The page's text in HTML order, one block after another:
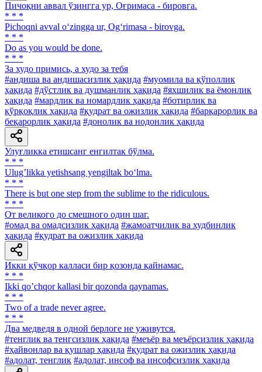
Пичоқни аввал ўзингга ур, Оғримаса - бировга.
* * *
Pichoqni avval o‘zingga ur, Og‘rimasa - birovga.
* * *
Do as you would be done.
* * *
За худо примись, а худо за тебя
#андиша ва андишасизлик ҳақида #муомила ва қўполлик
ҳақида #дўстлик ва душманлик ҳақида #яхшилик ва ёмонлик
ҳақида #мардлик ва номардлик ҳақида #ботирлик ва
қўрқоқлик ҳақида #қудрат ва ожизлик ҳақида #барқарорлик ва
беқарорлик ҳақида #донолик ва нодонлик ҳақида
Улуғликка етишсанг енгилтак бўлма.
* * *
Ulug’likka yetishsang yengiltak bo‘lma.
* * *
There is but one step from the sublime to the ridiculous.
* * *
От великого до смешного один шаг.
#омад ва омадсизлик ҳақида #жамоатчилик ва худбинлик
ҳақида #қудрат ва ожизлик ҳақида
Икки қўчқор калласи бир қозонда қайнамас.
* * *
Ikki qoʼchqor kallasi bir qozonda qaynamas.
* * *
Two of a trade never agree.
* * *
Два медведя в одной берлоге не уживутся.
#тенглик ва тенгсизлик ҳақида #меъёр ва меъёрсизлик ҳақида
#ҳайвонлар ва қушлар ҳақида #қудрат ва ожизлик ҳақида
#адолат, тенглик #адолат, инсоф ва инсофсизлик ҳақида